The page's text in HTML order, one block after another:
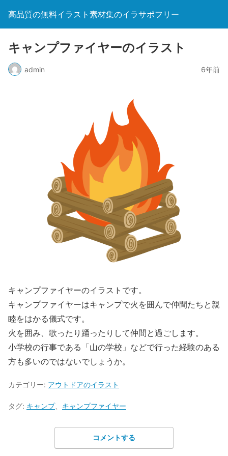
高品質の無料イラスト素材集のイラサポフリー
キャンプファイヤーのイラスト
admin 6年前
キャンプファイヤーのイラストです。
キャンプファイヤーはキャンプで火を囲んで仲間たちと親
睦をはかる儀式です。
火を囲み、歌ったり踊ったりして仲間と過ごします。
小学校の行事である「山の学校」などで行った経験のある
方も多いのではないでしょうか。
カテゴリー: アウトドアのイラスト
タグ: キャンプ、 キャンプファイヤー
コメントする